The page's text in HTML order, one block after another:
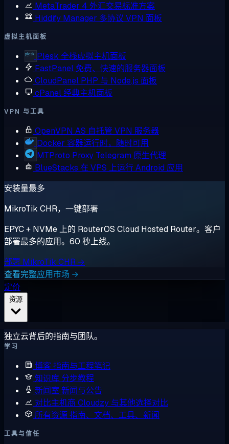
MetaTrader 4 外汇交易标准方案
Hiddify Manager 多协议 VPN 面板
虚拟主机面板
Plesk 全栈虚拟主机面板
FastPanel 免费、快速的服务器面板
CloudPanel PHP 与 Node.js 面板
cPanel经典主机面板
VPN 与工具
OpenVPN AS 自托管 VPN 服务器
Docker 容器运行时，随时可用
MTProto Proxy Telegram 原生代理
BlueStacks 在 VPS 上运行 Android 应用
安装量最多
MikroTik CHR，一键部署
EPYC + NVMe 上的 RouterOS Cloud Hosted Router。客户
部署最多的应用。60 秒上线。
部署 MikroTik CHR →
查看完整应用市场 →
定价
独立云背后的指南与团队。
学习
博客指南与工程笔记
知识库 分步教程
新闻室 新闻与公告
对比主机商 Cloudzy 与其他选择对比
所有资源指南、文档、工具、新闻
工具与信任